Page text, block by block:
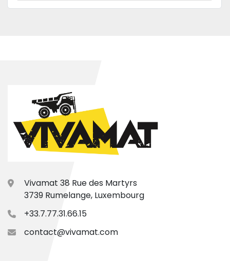
Vivamat 38 Rue des Martyrs
3739 Rumelange, Luxembourg
+33.7.77.31.66.15
contact@vivamat.com